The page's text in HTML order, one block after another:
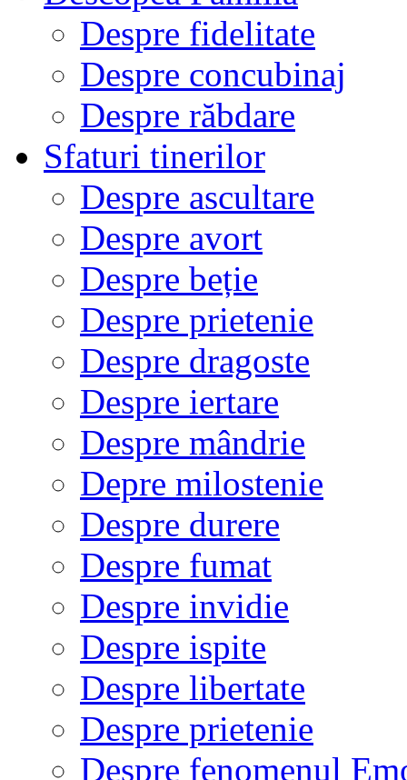
Despre fidelitate
Despre concubinaj
Despre răbdare
Sfaturi tinerilor
Despre ascultare
Despre avort
Despre beție
Despre prietenie
Despre dragoste
Despre iertare
Despre mândrie
Depre milostenie
Despre durere
Despre fumat
Despre invidie
Despre ispite
Despre libertate
Despre prietenie
Despre fenomenul